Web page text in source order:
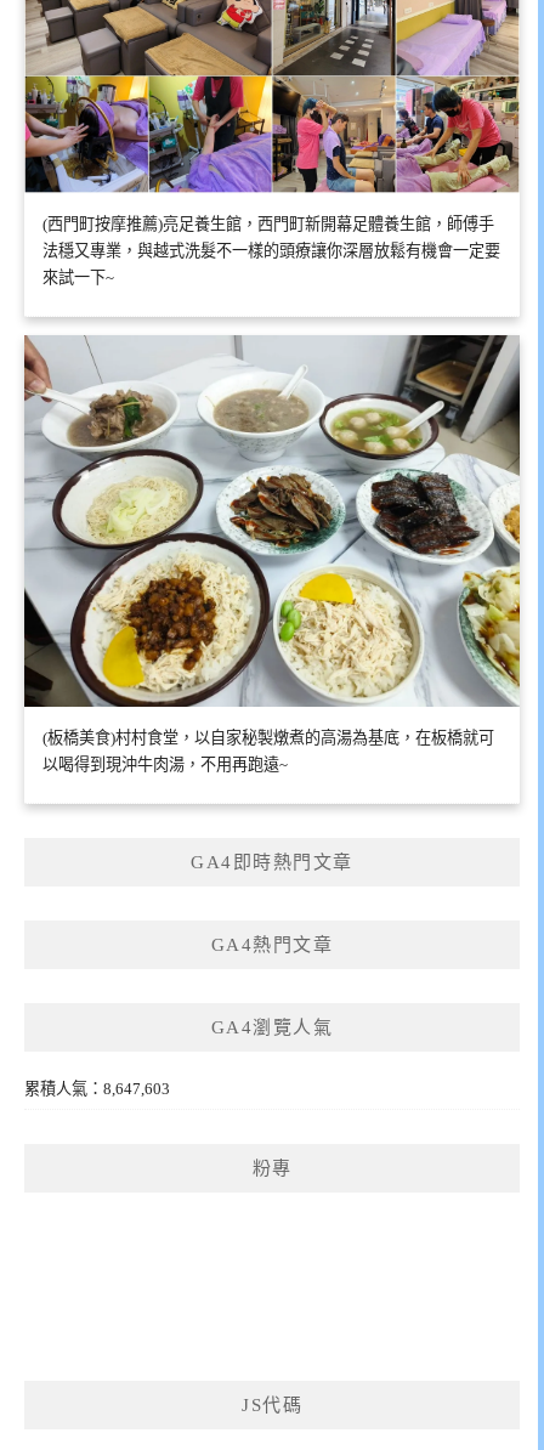
(西門町按摩推薦)亮足養生館，西門町新開幕足體養生館，師傅手
法穩又專業，與越式洗髮不一樣的頭療讓你深層放鬆有機會一定要
來試一下~
(板橋美食)村村食堂，以自家秘製燉煮的高湯為基底，在板橋就可
以喝得到現沖牛肉湯，不用再跑遠~
GA4即時熱門文章
GA4熱門文章
GA4瀏覽人氣
累積人氣：8,647,603
粉專
JS代碼